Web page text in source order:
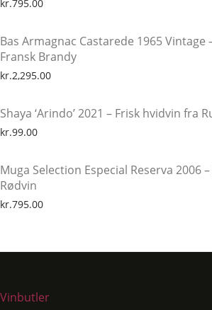
kr.795.00
Bas Armagnac Castarede 1965 Vintage
Fransk Brandy
kr.2,295.00
Shaya ‘Arindo’ 2021 – Frisk hvidvin fra
kr.99.00
Muga Selection Especial Reserva 2006
Rødvin
kr.795.00
Vinbutler